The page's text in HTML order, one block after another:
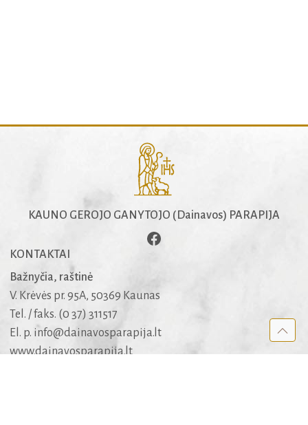
KAUNO GEROJO GANYTOJO (Dainavos) PARAPIJA
KONTAKTAI
Bažnyčia, raštinė
V. Krėvės pr. 95A, 50369 Kaunas
Tel. / faks. (0 37) 311517
El. p. info@dainavosparapija.lt
www.dainavosparapija.lt